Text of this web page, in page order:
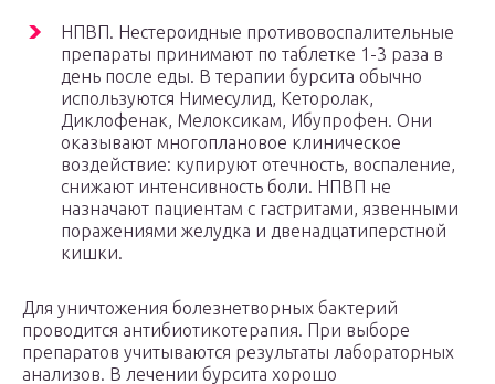
НПВП. Нестероидные противовоспалительные
препараты принимают по таблетке 1-3 раза в
день после еды. В терапии бурсита обычно
используются Нимесулид, Кеторолак,
Диклофенак, Мелоксикам, Ибупрофен. Они
оказывают многоплановое клиническое
воздействие: купируют отечность, воспаление,
снижают интенсивность боли. НПВП не
назначают пациентам с гастритами, язвенными
поражениями желудка и двенадцатиперстной
кишки.
Для уничтожения болезнетворных бактерий
проводится антибиотикотерапия. При выборе
препаратов учитываются результаты лабораторных
анализов. В лечении бурсита хорошо